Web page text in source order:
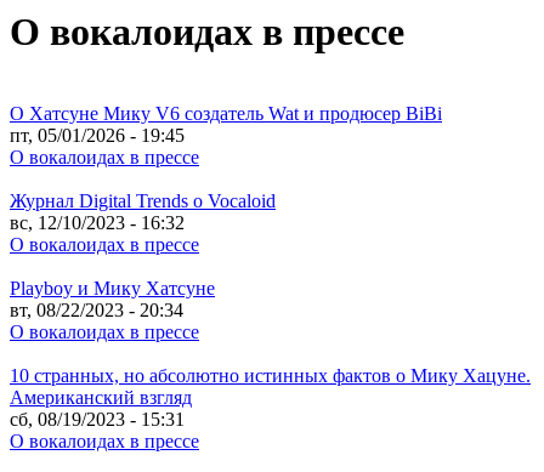
О вокалоидах в прессе
О Хатсуне Мику V6 создатель Wat и продюсер BiBi
пт, 05/01/2026 - 19:45
О вокалоидах в прессе
Журнал Digital Trends o Vocaloid
вс, 12/10/2023 - 16:32
О вокалоидах в прессе
Playboy и Мику Хатсуне
вт, 08/22/2023 - 20:34
О вокалоидах в прессе
10 странных, но абсолютно истинных фактов о Мику Хацуне.
Американский взгляд
сб, 08/19/2023 - 15:31
О вокалоидах в прессе